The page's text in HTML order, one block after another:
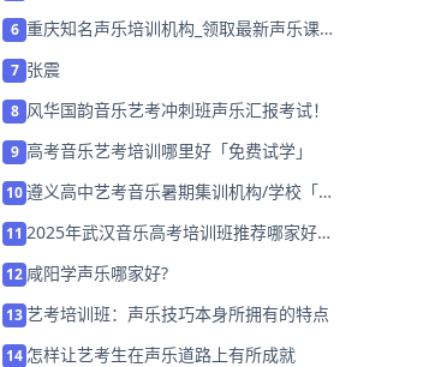
6 重庆知名声乐培训机构_领取最新声乐课
7 张震
8 风华国韵音乐艺考冲刺班声乐汇报考试！
9 高考音乐艺考培训哪里好「免费试学」
10遵义高中艺考音乐暑期集训机构/学校「免
11 2025年武汉音乐高考培训班推荐哪家好
12 咸阳学声乐哪家好?
13艺考培训班：声乐技巧本身所拥有的特点
14 怎样让艺考生在声乐道路上有所成就